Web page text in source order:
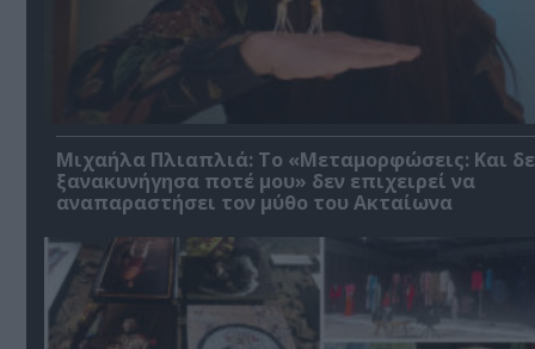
Μιχαήλα Πλιαπλιά: Το «Μεταμορφώσεις: Και
ξανακυνήγησα ποτέ μου» δεν επιχειρεί να
αναπαραστήσει τον μύθο του Ακταίωνα